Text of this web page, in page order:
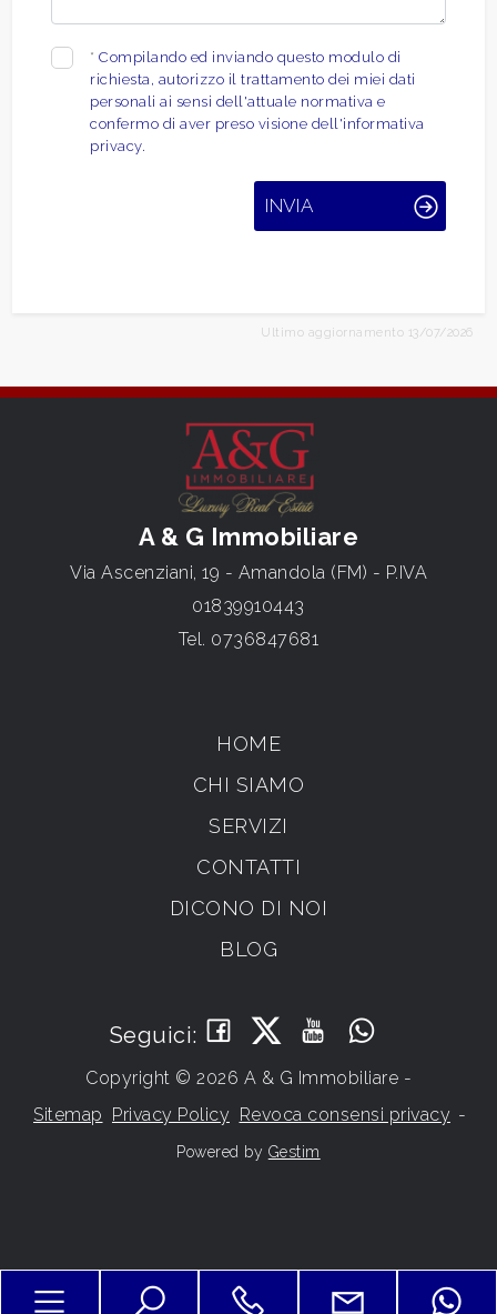
*Compilando ed inviando questo modulo di
richiesta, autorizzo il trattamento dei miei dati
personali ai sensi dell'attuale normativa e
confermo di aver preso visione dell'informativa
privacy.
INVIA
Ultimo aggiornamento 13/07/2026
A & G Immobiliare
Via Ascenziani, 19 - Amandola (FM) - P.IVA
01839910443
Tel. 0736847681
HOME
CHI SIAMO
SERVIZI
CONTATTI
DICONO DI NOI
BLOG
Seguici:
Copyright © 2026 A & G Immobiliare -
Sitemap Privacy Policy Revoca consensi privacy -
Powered by Gestim